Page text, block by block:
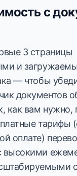
с
3 страницы
и
— чтобы
документов
как вам нужно,
тарифы
оплате)
высокими